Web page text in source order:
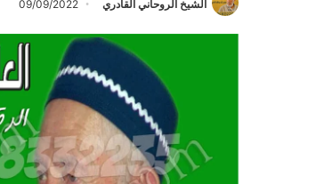
الشيخ الروحاني القادري 09/09/2022